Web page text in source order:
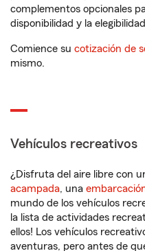
complementos opcionales
disponibilidad y la
Comience su cotización de
mismo.
Vehículos recreativos
¿Disfruta del aire libre con
acampada, una
mundo de los vehículos
la lista de actividades
ellos! Los vehículos
aventuras, pero antes de